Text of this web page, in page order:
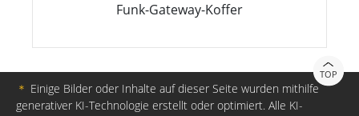
Funk-Gateway-Koffer
TOP
＊ Einige Bilder oder Inhalte auf dieser Seite wurden mithilfe
generativer KI-Technologie erstellt oder optimiert. Alle KI-